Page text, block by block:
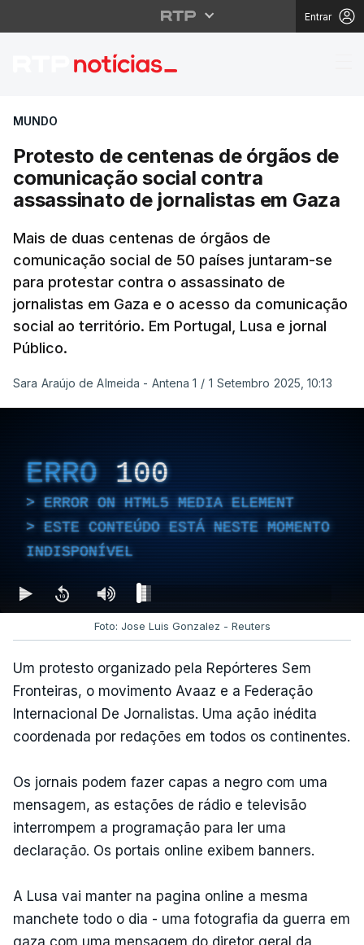
Entrar
Protesto de centenas
MUNDO
Protesto de centenas de órgãos de
comunicação social contra
assassinato de jornalistas em Gaza
Mais de duas centenas de órgãos de
comunicação social de 50 países juntaram-se
para protestar contra o assassinato de
jornalistas em Gaza e o acesso da comunicação
social ao território. Em Portugal, Lusa e jornal
Público.
Sara Araújo de Almeida - Antena 1 / 1 Setembro 2025, 10:13
ERRO 100
ERROR ON HTML5 MEDIA ELEMENT
ESTE CONTEÚDO ESTÁ NESTE MOMENTO
INDISPONÍVEL
Foto: Jose Luis Gonzalez - Reuters
Um protesto organizado pela Repórteres Sem
Fronteiras, o movimento Avaaz e a Federação
Internacional De Jornalistas. Uma ação inédita
coordenada por redações em todos os continentes.
Os jornais podem fazer capas a negro com uma
mensagem, as estações de rádio e televisão
interrompem a programação para ler uma
declaração. Os portais online exibem banners.
A Lusa vai manter na pagina online a mesma
manchete todo o dia - uma fotografia da guerra em
gaza com uma mensagem do diretor geral da